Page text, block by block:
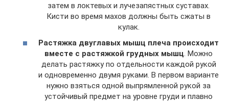
затем в локтевых и лучезапястных суставах.
Кисти во время махов должны быть сжаты в
кулак.
Растяжка двуглавых мышц плеча происходит
вместе с растяжкой грудных мышц. Можно
делать растяжку по отдельности каждой рукой
и одновременно двумя руками. В первом варианте
нужно взяться одной выпрямленной рукой за
устойчивый предмет на уровне груди и плавно